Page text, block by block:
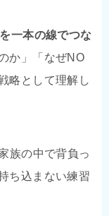
一本の線でつな
か」「なぜNO
略として理解し
家族の中で背負っ
ち込まない練習